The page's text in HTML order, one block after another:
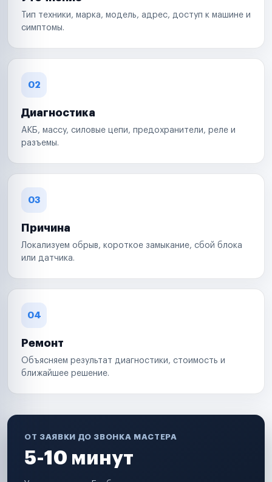
Тип техники, марка, модель, адрес, доступ к машине и
симптомы.
02
Диагностика
АКБ, массу, силовые цепи, предохранители, реле и
разъемы.
03
Причина
Локализуем обрыв, короткое замыкание, сбой блока
или датчика.
04
Ремонт
Объясняем результат диагностики, стоимость и
ближайшее решение.
ОТ ЗАЯВКИ ДО ЗВОНКА МАСТЕРА
5-10 минут